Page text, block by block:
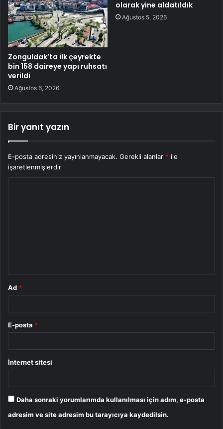
Zonguldak’ta ilk çeyrekte
bin 158 daireye yapı ruhsatı
verildi
Ağustos 6, 2026
olarak yine aldatıldık
Ağustos 5, 2026
Bir yanıt yazın
E-posta adresiniz yayınlanmayacak. Gerekli alanlar * ile
işaretlenmişlerdir
Ad *
E-posta *
İnternet sitesi
Daha sonraki yorumlarımda kullanılması için adım, e-posta
adresim ve site adresim bu tarayıcıya kaydedilsin.